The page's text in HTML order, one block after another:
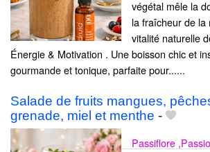
végétal mêle la
la fraîcheur de la
vitalité naturelle
Énergie & Motivation . Une boisson chic et
gourmande et tonique, parfaite pour......
Salade de fruits mangues,
grenade, miel et menthe -
Passiflore